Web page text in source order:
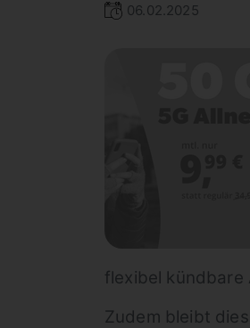
06.02.2025
flexibel kündbare
Zudem bleibt